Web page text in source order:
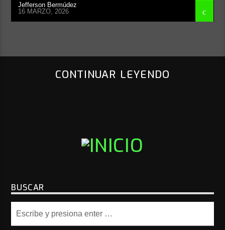
Jefferson Bermúdez
16 MARZO, 2026
CONTINUAR LEYENDO
BUSCAR